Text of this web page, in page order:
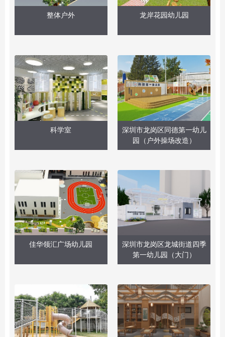
整体户外 龙岸花园幼儿园
科学室
深圳市龙岗区同德第一幼儿
园（户外操场改造）
佳华领汇广场幼儿园
深圳市龙岗区龙城街道四季
第一幼儿园（大门）